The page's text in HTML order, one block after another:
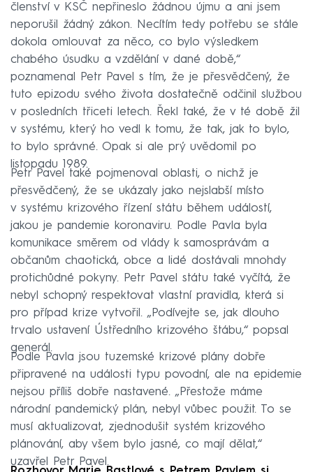
členství v KSČ nepřineslo žádnou újmu a ani jsem
neporušil žádný zákon. Necítím tedy potřebu se stále
dokola omlouvat za něco, co bylo výsledkem
chabého úsudku a vzdělání v dané době,“
poznamenal Petr Pavel s tím, že je přesvědčený, že
tuto epizodu svého života dostatečně odčinil službou
v posledních třiceti letech. Řekl také, že v té době žil
v systému, který ho vedl k tomu, že tak, jak to bylo,
to bylo správné. Opak si ale prý uvědomil po
listopadu 1989.
Petr Pavel také pojmenoval oblasti, o nichž je
přesvědčený, že se ukázaly jako nejslabší místo
v systému krizového řízení státu během událostí,
jakou je pandemie koronaviru. Podle Pavla byla
komunikace směrem od vlády k samosprávám a
občanům chaotická, obce a lidé dostávali mnohdy
protichůdné pokyny. Petr Pavel státu také vyčítá, že
nebyl schopný respektovat vlastní pravidla, která si
pro případ krize vytvořil. „Podívejte se, jak dlouho
trvalo ustavení Ústředního krizového štábu,“ popsal
generál.
Podle Pavla jsou tuzemské krizové plány dobře
připravené na události typu povodní, ale na epidemie
nejsou příliš dobře nastavené. „Přestože máme
národní pandemický plán, nebyl vůbec použit. To se
musí aktualizovat, zjednodušit systém krizového
plánování, aby všem bylo jasné, co mají dělat,“
uzavřel Petr Pavel.